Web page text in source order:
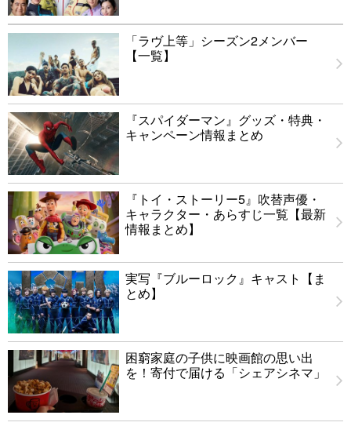
「ラヴ上等」シーズン2メンバー
【一覧】
『スパイダーマン』グッズ・特典・
キャンペーン情報まとめ
『トイ・ストーリー5』吹替声優・
キャラクター・あらすじ一覧【最新
情報まとめ】
実写『ブルーロック』キャスト【ま
とめ】
困窮家庭の子供に映画館の思い出
を！寄付で届ける「シェアシネマ」